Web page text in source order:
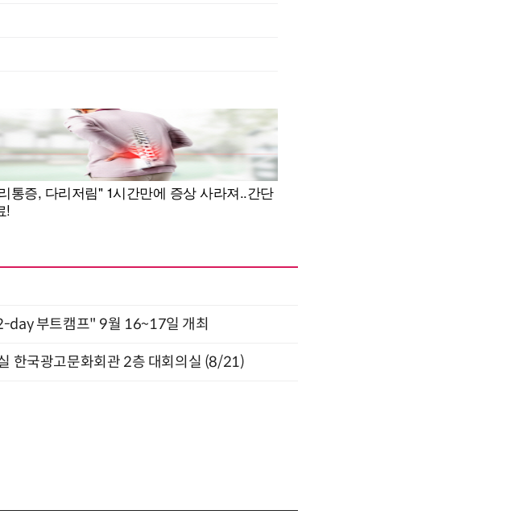
day 부트캠프" 9월 16~17일 개최
한국광고문화회관 2층 대회의실 (8/21)